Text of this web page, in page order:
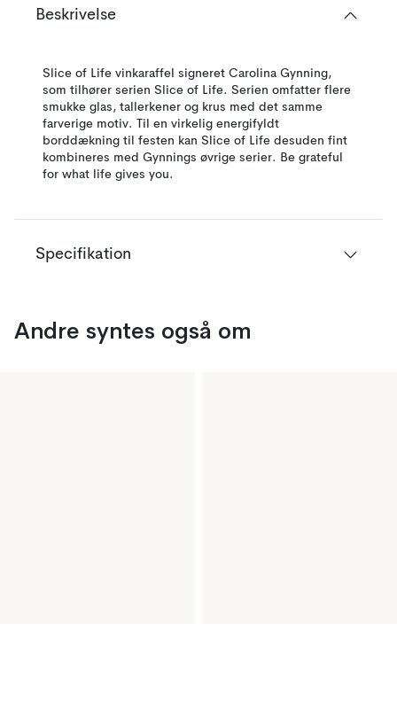
Beskrivelse
Slice of Life vinkaraffel signeret Carolina Gynning,
som tilhører serien Slice of Life. Serien omfatter flere
smukke glas, tallerkener og krus med det samme
farverige motiv. Til en virkelig energifyldt
borddækning til festen kan Slice of Life desuden fint
kombineres med Gynnings øvrige serier. Be grateful
for what life gives you.
Specifikation
Andre syntes også om